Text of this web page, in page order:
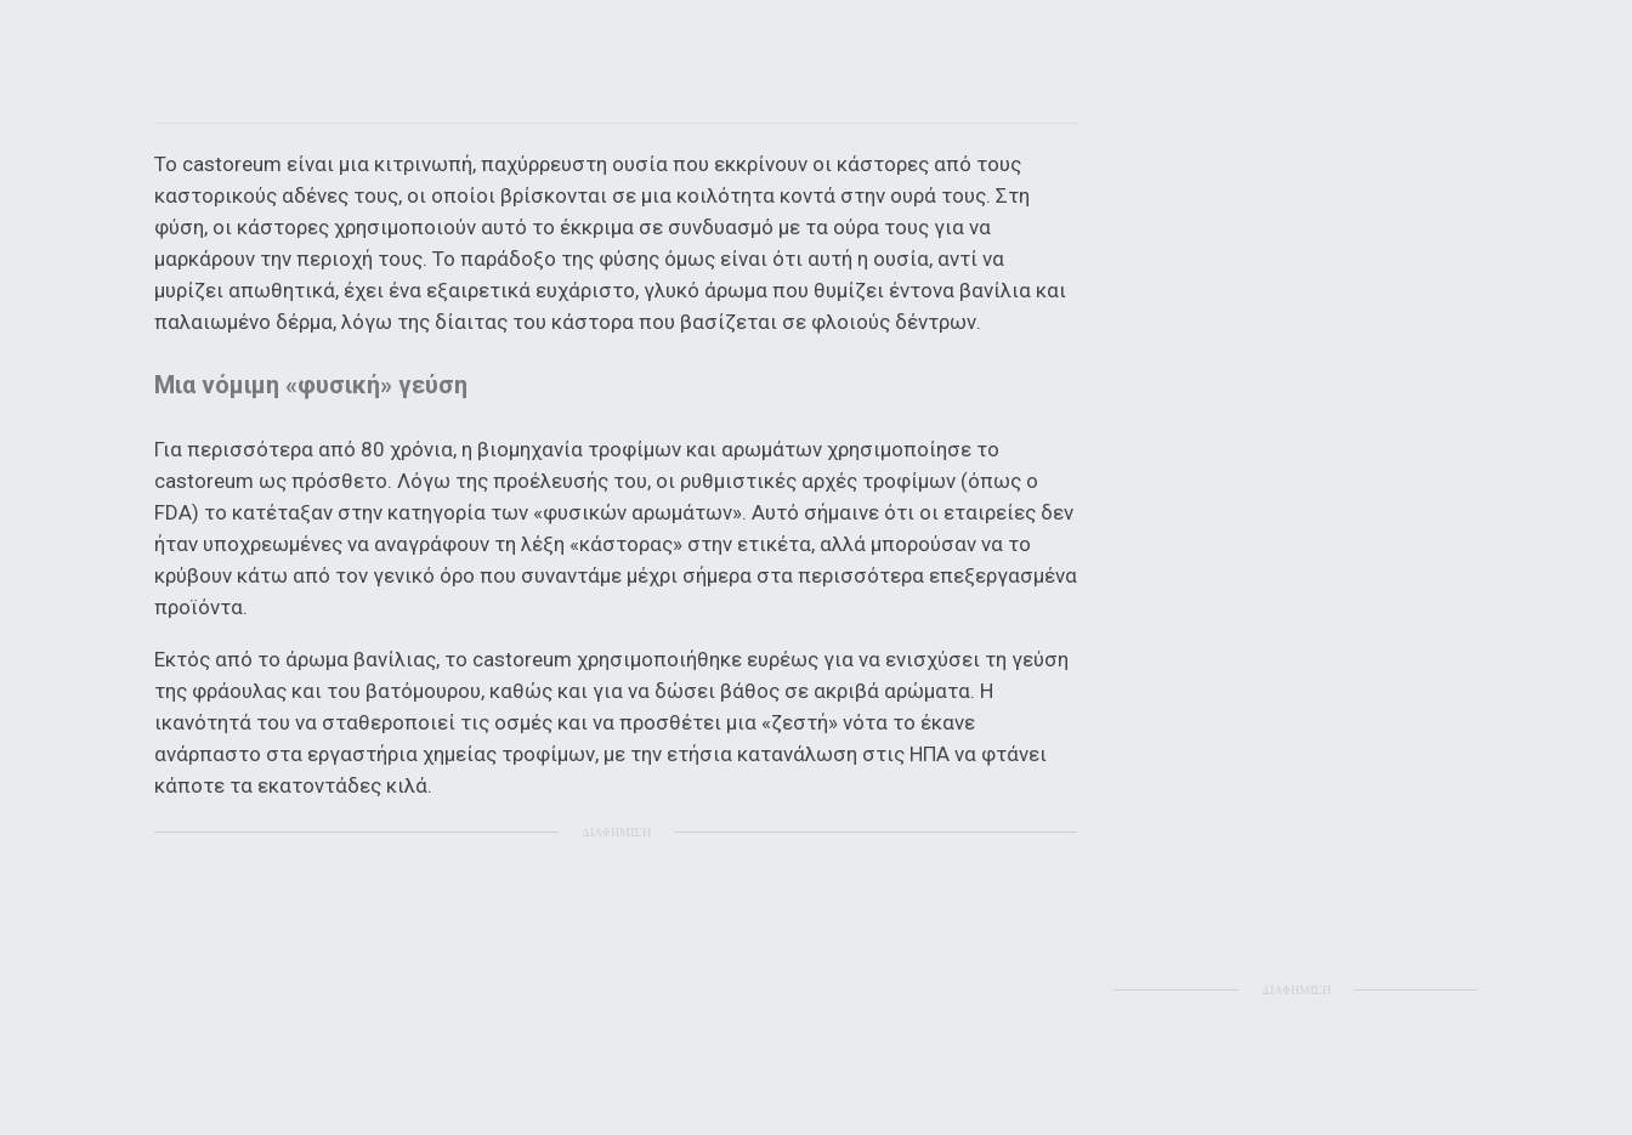
Το castoreum είναι μια κιτρινωπή, παχύρρευστη ουσία που εκκρίνουν οι κάστορες από τους
καστορικούς αδένες τους, οι οποίοι βρίσκονται σε μια κοιλότητα κοντά στην ουρά τους. Στη
φύση, οι κάστορες χρησιμοποιούν αυτό το έκκριμα σε συνδυασμό με τα ούρα τους για να
μαρκάρουν την περιοχή τους. Το παράδοξο της φύσης όμως είναι ότι αυτή η ουσία, αντί να
μυρίζει απωθητικά, έχει ένα εξαιρετικά ευχάριστο, γλυκό άρωμα που θυμίζει έντονα βανίλια και
παλαιωμένο δέρμα, λόγω της δίαιτας του κάστορα που βασίζεται σε φλοιούς δέντρων.
Μια νόμιμη «φυσική» γεύση
Για περισσότερα από 80 χρόνια, η βιομηχανία τροφίμων και αρωμάτων χρησιμοποίησε το
castoreum ως πρόσθετο. Λόγω της προέλευσής του, οι ρυθμιστικές αρχές τροφίμων (όπως ο
FDA) το κατέταξαν στην κατηγορία των «φυσικών αρωμάτων». Αυτό σήμαινε ότι οι εταιρείες δεν
ήταν υποχρεωμένες να αναγράφουν τη λέξη «κάστορας» στην ετικέτα, αλλά μπορούσαν να το
κρύβουν κάτω από τον γενικό όρο που συναντάμε μέχρι σήμερα στα περισσότερα επεξεργασμένα
προϊόντα.
Εκτός από το άρωμα βανίλιας, το castoreum χρησιμοποιήθηκε ευρέως για να ενισχύσει τη γεύση
της φράουλας και του βατόμουρου, καθώς και για να δώσει βάθος σε ακριβά αρώματα. Η
ικανότητά του να σταθεροποιεί τις οσμές και να προσθέτει μια «ζεστή» νότα το έκανε
ανάρπαστο στα εργαστήρια χημείας τροφίμων, με την ετήσια κατανάλωση στις ΗΠΑ να φτάνει
κάποτε τα εκατοντάδες κιλά.
ΔΙΑΦΗΜΙΣΗ
ΔΙΑΦΗΜΙΣΗ